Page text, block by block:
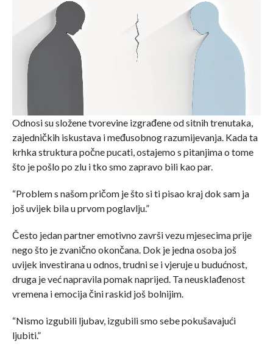
Odnosi su složene tvorevine izgrađene od sitnih trenutaka,
zajedničkih iskustava i međusobnog razumijevanja. Kada ta
krhka struktura počne pucati, ostajemo s pitanjima o tome
što je pošlo po zlu i tko smo zapravo bili kao par.
“Problem s našom pričom je što si ti pisao kraj dok sam ja
još uvijek bila u prvom poglavlju.”
Često jedan partner emotivno završi vezu mjesecima prije
nego što je zvanično okončana. Dok je jedna osoba još
uvijek investirana u odnos, trudni se i vjeruje u budućnost,
druga je već napravila pomak naprijed. Ta neusklađenost
vremena i emocija čini raskid još bolnijim.
“Nismo izgubili ljubav, izgubili smo sebe pokušavajući
ljubiti.”